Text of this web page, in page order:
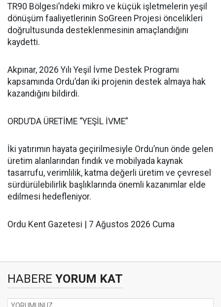
TR90 Bölgesi’ndeki mikro ve küçük işletmelerin yeşil
dönüşüm faaliyetlerinin SoGreen Projesi öncelikleri
doğrultusunda desteklenmesinin amaçlandığını
kaydetti.
Akpınar, 2026 Yılı Yeşil İvme Destek Programı
kapsamında Ordu’dan iki projenin destek almaya hak
kazandığını bildirdi.
ORDU’DA ÜRETİME “YEŞİL İVME”
İki yatırımın hayata geçirilmesiyle Ordu’nun önde gelen
üretim alanlarından fındık ve mobilyada kaynak
tasarrufu, verimlilik, katma değerli üretim ve çevresel
sürdürülebilirlik başlıklarında önemli kazanımlar elde
edilmesi hedefleniyor.
Ordu Kent Gazetesi | 7 Ağustos 2026 Cuma
HABERE YORUM KAT